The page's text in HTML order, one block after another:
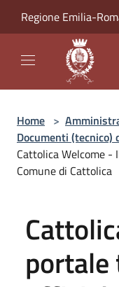
Regione Emilia-
Home >
Documenti (tecnico)
Cattolica Welcome
Comune di Cattolica